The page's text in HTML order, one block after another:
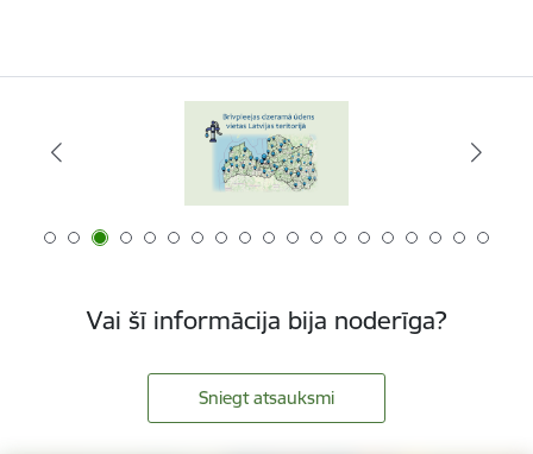
Vai šī informācija bija noderīga?
Sniegt atsauksmi